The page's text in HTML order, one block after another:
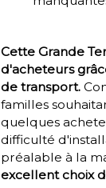
Cette Grande
d'acheteurs
de transport.
familles
quelques
difficulté
préalable à la
excellent choix